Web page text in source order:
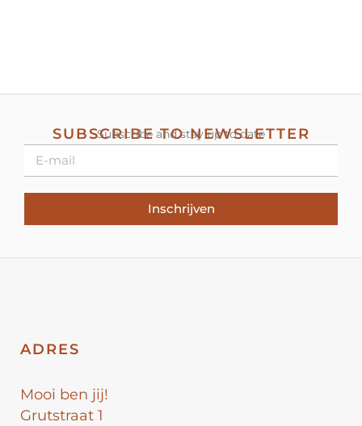
SUBSCRIBE TO NEWSLETTER
Subscribe and stay up to date
Inschrijven
ADRES
Mooi ben jij!
Grutstraat 1